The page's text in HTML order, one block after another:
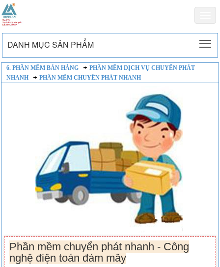
DANH MỤC SẢN PHẨM
6. PHẦN MỀM BÁN HÀNG
PHẦN MỀM DỊCH VỤ CHUYỂN PHÁT
NHANH
PHẦN MỀM CHUYỂN PHÁT NHANH
Phần mềm chuyển phát nhanh - Công
nghệ điện toán đám mây